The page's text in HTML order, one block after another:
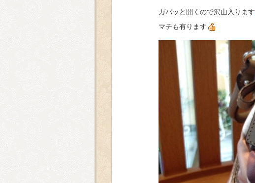
ガパッと開くので沢山入ります
マチも有ります